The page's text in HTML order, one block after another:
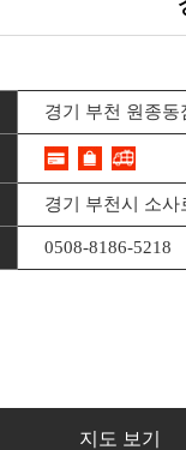
경기 부천 원종
경기 부천시 소사
0508-8186-5218
지도 보기